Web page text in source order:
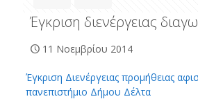
Έγκριση διενέργειας
11 Νοεμβρίου 2014
Έγκριση Διενέργειας προμήθειας
πανεπιστήμιο Δήμου Δέλτα